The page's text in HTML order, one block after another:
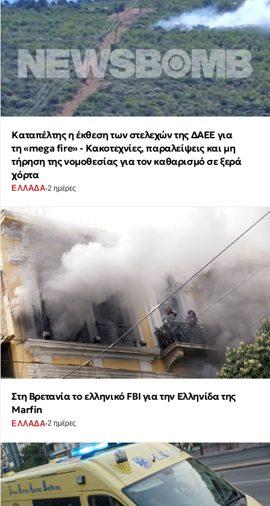
Καταπέλτης η έκθεση των στελεχών της ΔΑΕΕ για
τη «mega fire» - Κακοτεχνίες, παραλείψεις και μη
τήρηση της νομοθεσίας για τον καθαρισμό σε ξερά
χόρτα
ΕΛΛΑΔΑ·2 ημέρες
Στη Βρετανία το ελληνικό FBI για την Ελληνίδα της
Marfin
ΕΛΛΑΔΑ·2 ημέρες